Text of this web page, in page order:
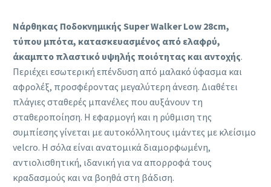
Νάρθηκας Ποδοκνημικής Super Walker Low 28cm,
τύπου μπότα, κατασκευασμένος από ελαφρύ,
άκαμπτο πλαστικό υψηλής ποιότητας και αντοχής.
Περιέχει εσωτερική επένδυση από μαλακό ύφασμα και
αφρολέξ, προσφέροντας μεγαλύτερη άνεση. Διαθέτει
πλάγιες σταθερές μπανέλες που αυξάνουν τη
σταθεροποίηση. Η εφαρμογή και η ρύθμιση της
συμπίεσης γίνεται με αυτοκόλλητους ιμάντες με κλείσιμο
velcro. Η σόλα είναι ανατομικά διαμορφωμένη,
αντιολισθητική, ιδανική για να απορροφά τους
κραδασμούς και να βοηθά στη βάδιση.